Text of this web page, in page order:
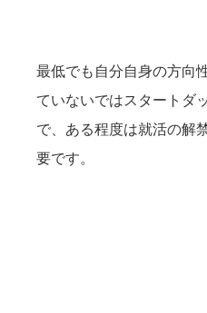
最低でも自分自身の方向
ていないではスタートダ
で、ある程度は就活の解
要です。